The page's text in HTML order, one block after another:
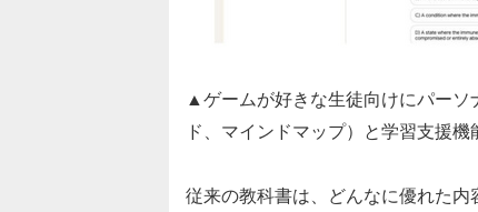
▲ゲームが好きな生徒向けにパーソ
ド、マインドマップ）と学習支援
従来の教科書は、どんなに優れた